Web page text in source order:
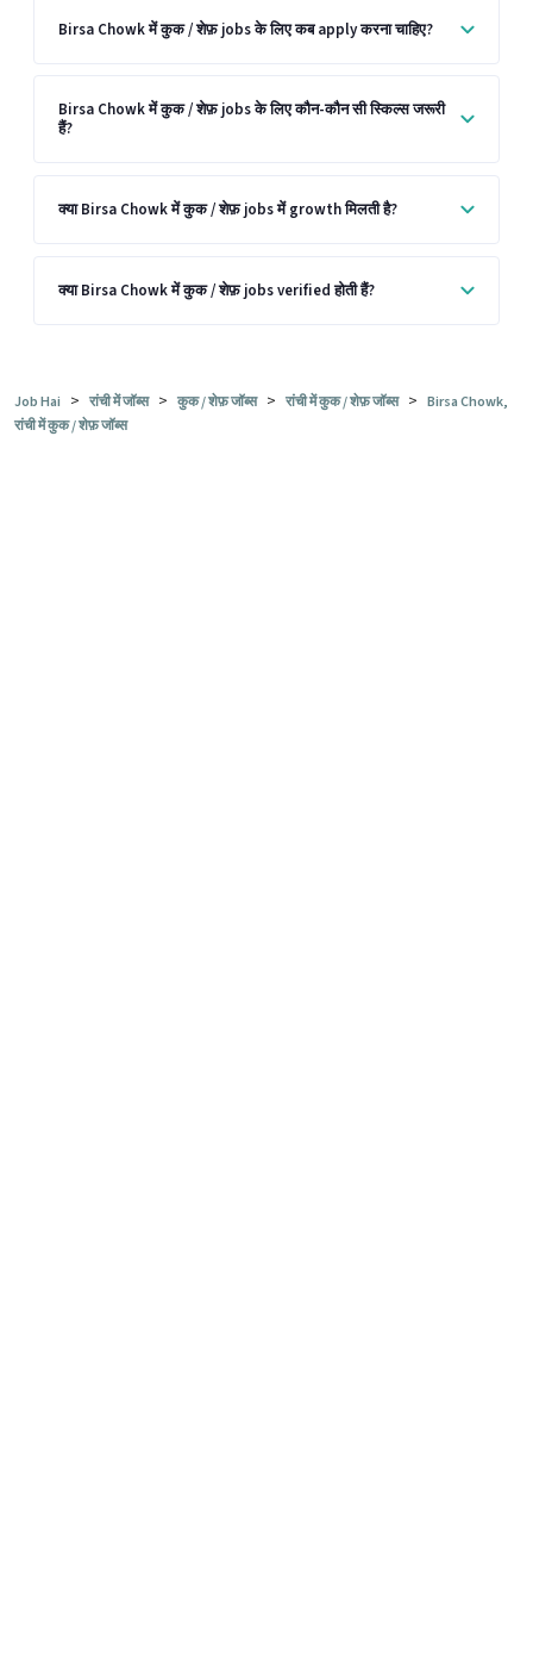
Birsa Chowk में कुक / शेफ़ jobs के लिए कब apply करना चाहिए?
Birsa Chowk में कुक / शेफ़ jobs के लिए कौन-कौन सी स्किल्स जरूरी
हैं?
क्या Birsa Chowk में कुक / शेफ़ jobs में growth मिलती है?
क्या Birsa Chowk में कुक / शेफ़ jobs verified होती हैं?
Job Hai > रांची में जॉब्स > कुक / शेफ़ जॉब्स > रांची में कुक / शेफ़ जॉब्स > Birsa Chowk,
रांची में कुक / शेफ़ जॉब्स